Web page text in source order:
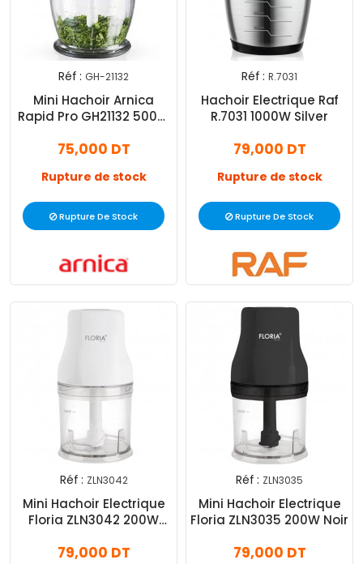
Réf : GH-21132
Mini Hachoir Arnica
Rapid Pro GH21132 500W
75,000 DT
Rupture de stock
Rupture De Stock
Réf : R.7031
Hachoir Electrique Raf
R.7031 1000W Silver
79,000 DT
Rupture de stock
Rupture De Stock
Réf : ZLN3042
Mini Hachoir Electrique
Floria ZLN3042 200W
79,000 DT
Réf : ZLN3035
Mini Hachoir Electrique
Floria ZLN3035 200W Noir
79,000 DT